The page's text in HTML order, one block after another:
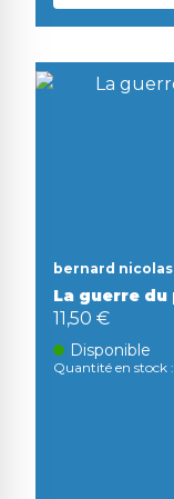
bernard nicolas
La guerre du
11,50 €
Disponible
Quantité en stock